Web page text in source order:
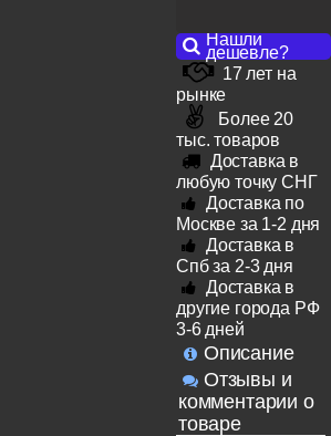
Нашли
дешевле?
17 лет на
рынке
Более 20
тыс. товаров
Доставка в
любую точку СНГ
Доставка по
Москве за 1-2 дня
Доставка в
Спб за 2-3 дня
Доставка в
другие города РФ
3-6 дней
Описание
Отзывы и
комментарии о
товаре